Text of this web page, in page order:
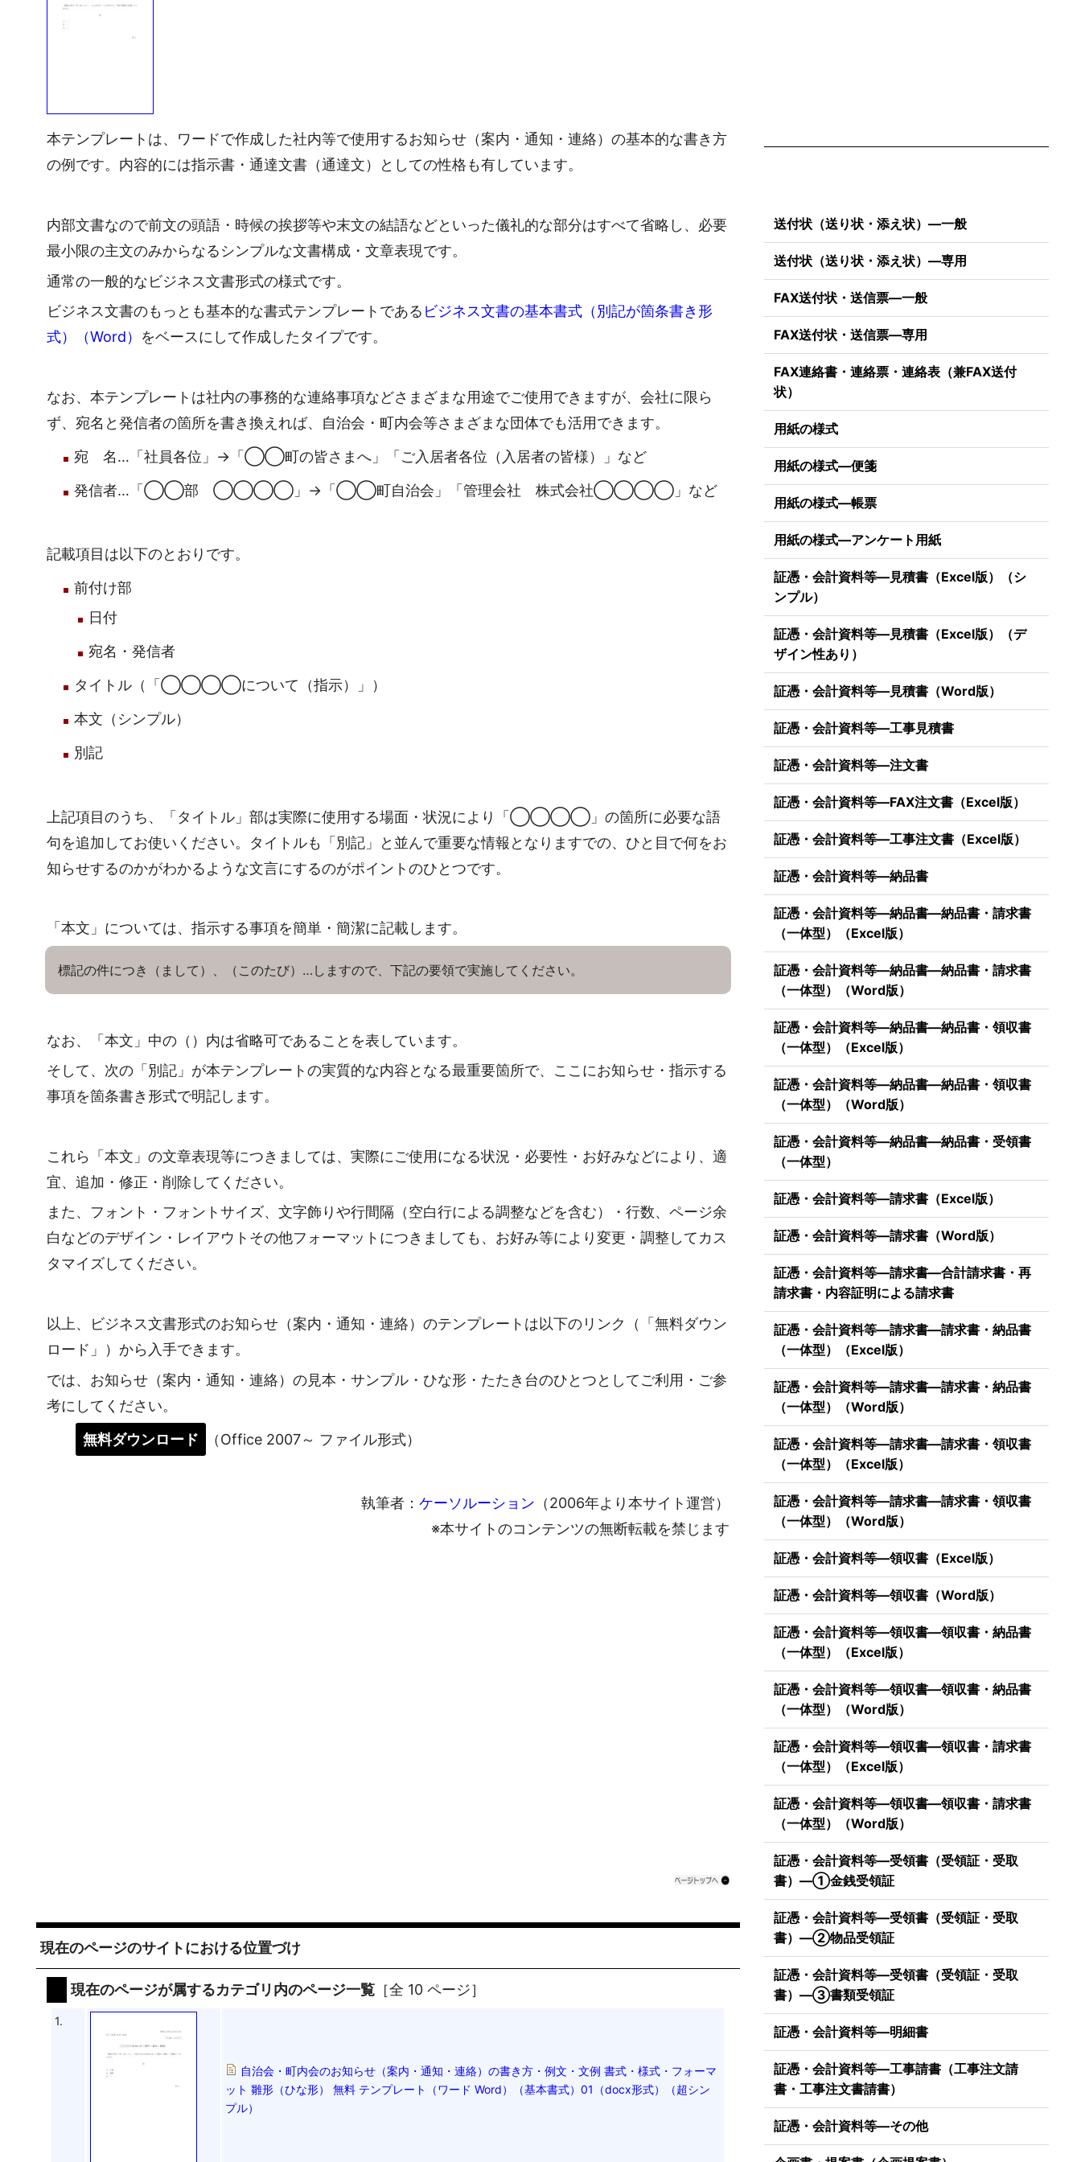
本テンプレートは、ワードで作成した社内等で使用するお知らせ（案内・通知・連絡）の基本的な書き方
の例です。内容的には指示書・通達文書（通達文）としての性格も有しています。
内部文書なので前文の頭語・時候の挨拶等や末文の結語などといった儀礼的な部分はすべて省略し、必要
最小限の主文のみからなるシンプルな文書構成・文章表現です。
通常の一般的なビジネス文書形式の様式です。
ビジネス文書のもっとも基本的な書式テンプレートである ビジネス文書の基本書式（別記が箇条書き形
式）（Word） をベースにして作成したタイプです。
なお、本テンプレートは社内の事務的な連絡事項などさまざまな用途でご使用できますが、会社に限ら
ず、宛名と発信者の箇所を書き換えれば、自治会・町内会等さまざまな団体でも活用できます。
宛 名…「社員各位」→「◯◯町の皆さまへ」「ご入居者各位（入居者の皆様）」など
発信者…「◯◯部 ◯◯◯◯」→「◯◯町自治会」「管理会社 株式会社◯◯◯◯」など
記載項目は以下のとおりです。
前付け部
日付
宛名・発信者
タイトル（「◯◯◯◯について（指示）」）
本文（シンプル）
別記
上記項目のうち、「タイトル」部は実際に使用する場面・状況により「◯◯◯◯」の箇所に必要な語
句を追加してお使いください。タイトルも「別記」と並んで重要な情報となりますでの、ひと目で何をお
知らせするのかがわかるような文言にするのがポイントのひとつです。
「本文」については、指示する事項を簡単・簡潔に記載します。
標記の件につき（まして）、（このたび）…しますので、下記の要領で実施してください。
なお、「本文」中の（）内は省略可であることを表しています。
そして、次の「別記」が本テンプレートの実質的な内容となる最重要箇所で、ここにお知らせ・指示する
事項を箇条書き形式で明記します。
これら「本文」の文章表現等につきましては、実際にご使用になる状況・必要性・お好みなどにより、適
宜、追加・修正・削除してください。
また、フォント・フォントサイズ、文字飾りや行間隔（空白行による調整などを含む）・行数、ページ余
白などのデザイン・レイアウトその他フォーマットにつきましても、お好み等により変更・調整してカス
タマイズしてください。
以上、ビジネス文書形式のお知らせ（案内・通知・連絡）のテンプレートは以下のリンク（「無料ダウン
ロード」）から入手できます。
では、お知らせ（案内・通知・連絡）の見本・サンプル・ひな形・たたき台のひとつとしてご利用・ご参
考にしてください。
無料ダウンロード
（Office 2007～ ファイル形式）
執筆者： ケーソルーション （2006年より本サイト運営）
※本サイトのコンテンツの無断転載を禁じます
現在のページのサイトにおける位置づけ
現在のページが属するカテゴリ内のページ一覧 ［全 10 ページ］
1.
自治会・町内会のお知らせ（案内・通知・連絡）の書き方・例文・文例 書式・様式・フォーマ
ット 雛形（ひな形） 無料 テンプレート（ワード Word）（基本書式）01（docx形式）（超シン
プル）
送付状（送り状・添え状）―一般
送付状（送り状・添え状）―専用
FAX送付状・送信票―一般
FAX送付状・送信票―専用
FAX連絡書・連絡票・連絡表（兼FAX送付
状）
用紙の様式
用紙の様式―便箋
用紙の様式―帳票
用紙の様式―アンケート用紙
証憑・会計資料等―見積書（Excel版）（シ
ンプル）
証憑・会計資料等―見積書（Excel版）（デ
ザイン性あり）
証憑・会計資料等―見積書（Word版）
証憑・会計資料等―工事見積書
証憑・会計資料等―注文書
証憑・会計資料等―FAX注文書（Excel版）
証憑・会計資料等―工事注文書（Excel版）
証憑・会計資料等―納品書
証憑・会計資料等―納品書―納品書・請求書
（一体型）（Excel版）
証憑・会計資料等―納品書―納品書・請求書
（一体型）（Word版）
証憑・会計資料等―納品書―納品書・領収書
（一体型）（Excel版）
証憑・会計資料等―納品書―納品書・領収書
（一体型）（Word版）
証憑・会計資料等―納品書―納品書・受領書
（一体型）
証憑・会計資料等―請求書（Excel版）
証憑・会計資料等―請求書（Word版）
証憑・会計資料等―請求書―合計請求書・再
請求書・内容証明による請求書
証憑・会計資料等―請求書―請求書・納品書
（一体型）（Excel版）
証憑・会計資料等―請求書―請求書・納品書
（一体型）（Word版）
証憑・会計資料等―請求書―請求書・領収書
（一体型）（Excel版）
証憑・会計資料等―請求書―請求書・領収書
（一体型）（Word版）
証憑・会計資料等―領収書（Excel版）
証憑・会計資料等―領収書（Word版）
証憑・会計資料等―領収書―領収書・納品書
（一体型）（Excel版）
証憑・会計資料等―領収書―領収書・納品書
（一体型）（Word版）
証憑・会計資料等―領収書―領収書・請求書
（一体型）（Excel版）
証憑・会計資料等―領収書―領収書・請求書
（一体型）（Word版）
証憑・会計資料等―受領書（受領証・受取
書）―①金銭受領証
証憑・会計資料等―受領書（受領証・受取
書）―②物品受領証
証憑・会計資料等―受領書（受領証・受取
書）―③書類受領証
証憑・会計資料等―明細書
証憑・会計資料等―工事請書（工事注文請
書・工事注文書請書）
証憑・会計資料等―その他